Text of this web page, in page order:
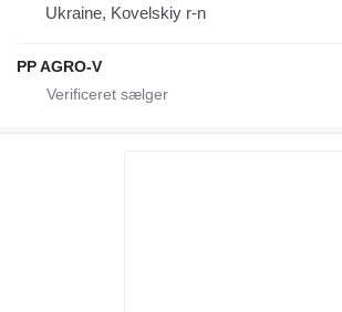
Ukraine, Kovelskiy r-n
PP AGRO-V